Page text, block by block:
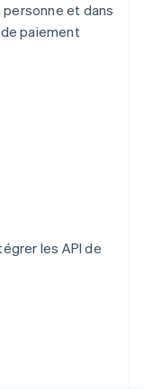
et dans
paiement
les API de